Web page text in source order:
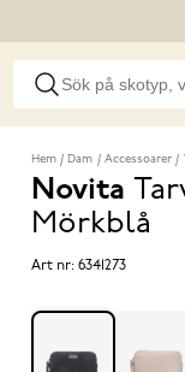
Hem Dam Accessoarer
Novita
Mörkblå
Art nr: 6341273